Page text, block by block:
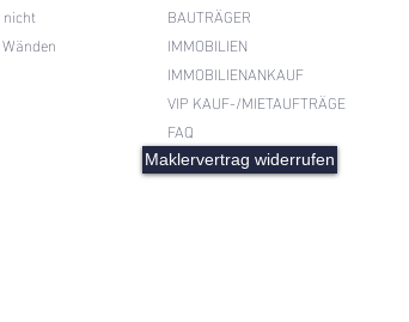
BAUTRÄGER
IMMOBILIEN
IMMOBILIENANKAUF
VIP KAUF-/MIETAUFTRÄGE
FAQ
Maklervertrag widerrufen